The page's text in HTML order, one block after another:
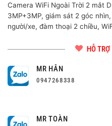
Camera WiFi Ngoài Trời 2 mắt
3MP+3MP, giám sát 2 góc
người/xe, đàm thoại 2 chiều,
HỖ
MR HÂN
0947268338
MR TOÀN